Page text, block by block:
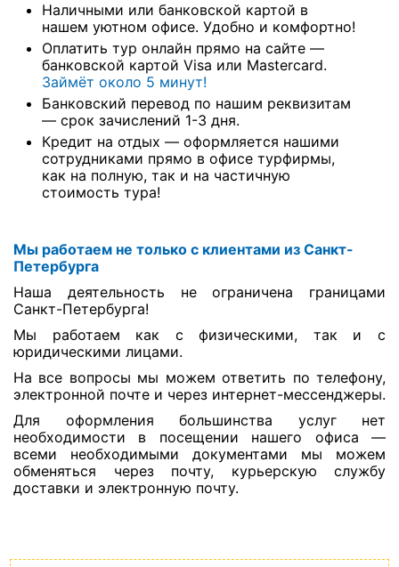
Наличными или банковской картой в
нашем уютном офисе. Удобно и комфортно!
Оплатить тур онлайн прямо на сайте —
банковской картой Visa или Mastercard.
Займёт около 5 минут!
Банковский перевод по нашим реквизитам
— срок зачислений 1-3 дня.
Кредит на отдых — оформляется нашими
сотрудниками прямо в офисе турфирмы,
как на полную, так и на частичную
стоимость тура!
Мы работаем не только с клиентами из Санкт-
Петербурга
Наша деятельность не ограничена границами
Санкт-Петербурга!
Мы работаем как с физическими, так и с
юридическими лицами.
На все вопросы мы можем ответить по телефону,
электронной почте и через интернет-мессенджеры.
Для оформления большинства услуг нет
необходимости в посещении нашего офиса —
всеми необходимыми документами мы можем
обменяться через почту, курьерскую службу
доставки и электронную почту.